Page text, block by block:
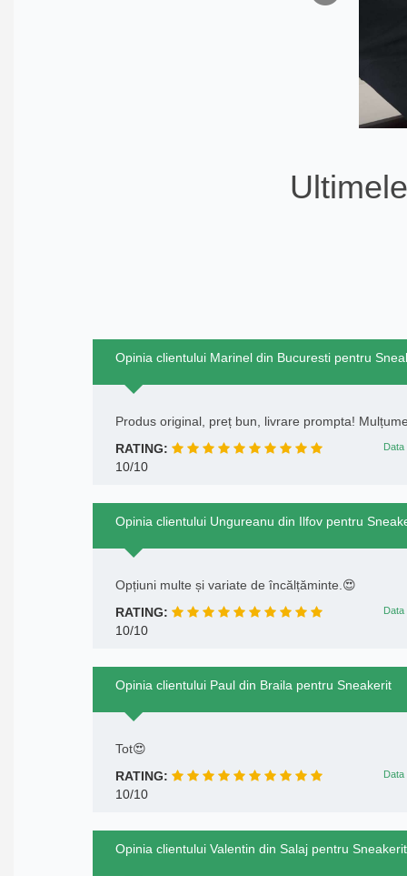
Opinia clientului Marinel din Bucuresti pentru
Produs original, preț bun, livrare prompta!
RATING:
10/10
Opinia clientului Ungureanu din Ilfov pentru
Opțiuni multe și variate de încălțăminte.😍
RATING:
10/10
Opinia clientului Paul din Braila pentru Sneakerit
Tot😍
RATING:
10/10
Opinia clientului Valentin din Salaj pentru Sneakerit